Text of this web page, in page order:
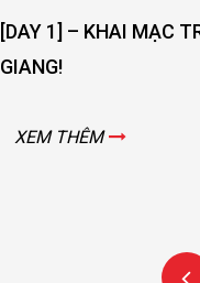
[DAY 1] – KHAI MẠC
GIANG!
XEM THÊM